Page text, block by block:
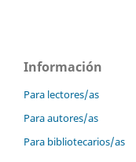
Información
Para lectores/as
Para autores/as
Para bibliotecarios/as